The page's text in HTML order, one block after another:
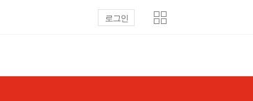
로그인